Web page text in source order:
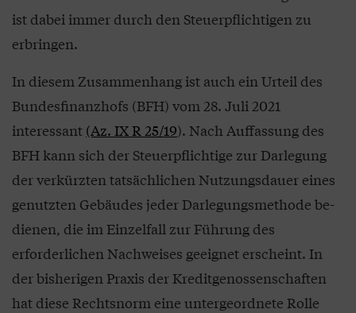
ist dabei immer durch den Steuerpflichtigen zu
erbringen.
In diesem Zusammenhang ist auch ein Urteil des
Bundesfinanzhofs (BFH) vom 28. Juli 2021
interessant (Az. IX R 25/19). Nach Auffassung des
BFH kann sich der Steuerpflichtige zur Darlegung
der verkürzten tatsächli­chen Nutzungsdauer eines
genutzten Gebäudes jeder Darlegungsmethode be­
dienen, die im Einzelfall zur Führung des
erforderlichen Nachweises geeignet erscheint. In
der bisherigen Praxis der Kreditgenossenschaften
hat diese Rechtsnorm eine untergeordnete Rolle